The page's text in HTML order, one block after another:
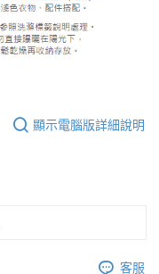
顯示電腦版詳細說明
客服